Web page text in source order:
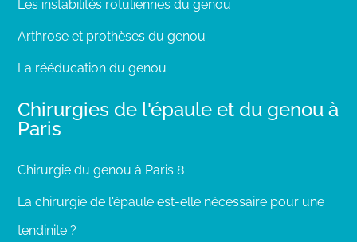
Les instabilités rotuliennes du genou
Arthrose et prothèses du genou
La rééducation du genou
Chirurgies de l'épaule et du genou à
Paris
Chirurgie du genou à Paris 8
La chirurgie de l'épaule est-elle nécessaire pour une
tendinite ?